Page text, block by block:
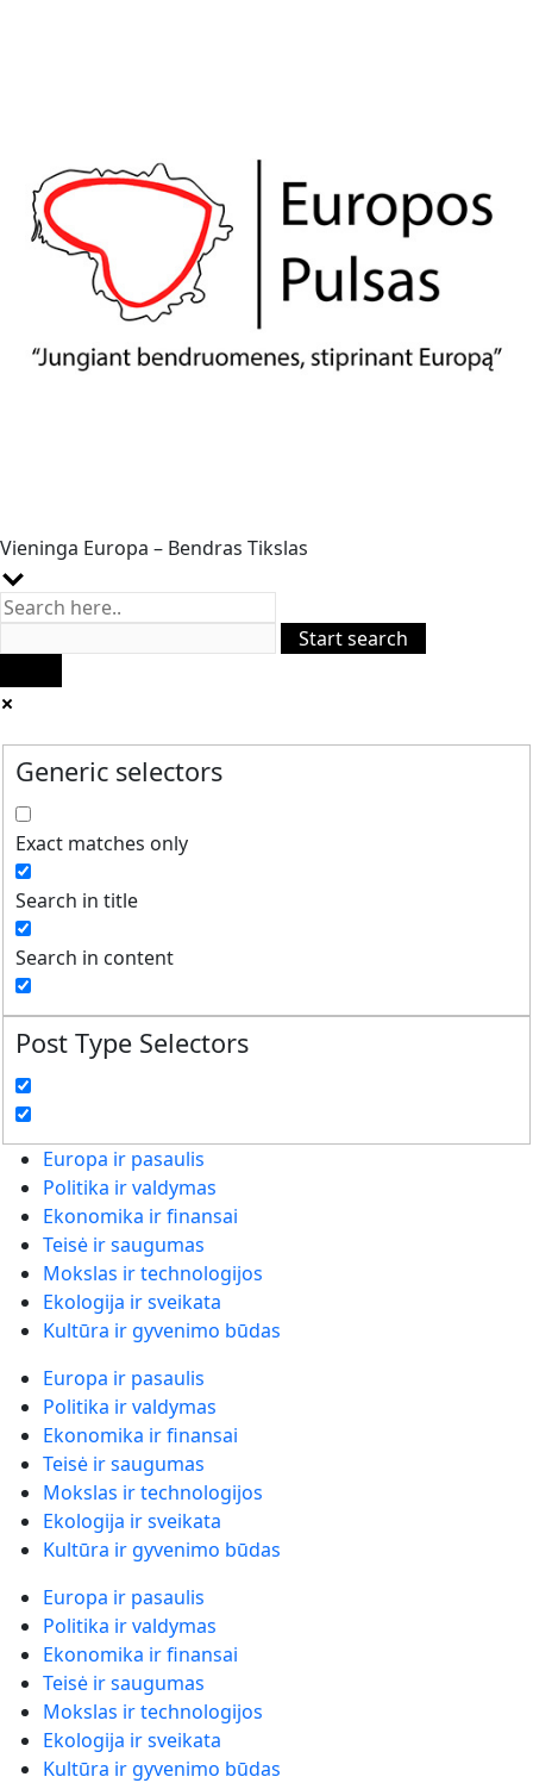
Vieninga Europa – Bendras Tikslas
Generic selectors
Exact matches only
Search in title
Search in content
Post Type Selectors
Europa ir pasaulis
Politika ir valdymas
Ekonomika ir finansai
Teisė ir saugumas
Mokslas ir technologijos
Ekologija ir sveikata
Kultūra ir gyvenimo būdas
Europa ir pasaulis
Politika ir valdymas
Ekonomika ir finansai
Teisė ir saugumas
Mokslas ir technologijos
Ekologija ir sveikata
Kultūra ir gyvenimo būdas
Europa ir pasaulis
Politika ir valdymas
Ekonomika ir finansai
Teisė ir saugumas
Mokslas ir technologijos
Ekologija ir sveikata
Kultūra ir gyvenimo būdas